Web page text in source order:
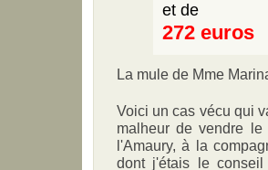
et de
272 euros
La mule de Mme
Voici un cas vécu qui
malheur de vendre
l'Amaury, à la
dont j'étais le